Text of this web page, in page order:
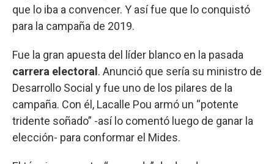
que lo iba a convencer. Y así fue que lo conquistó
para la campaña de 2019.
Fue la gran apuesta del líder blanco en la pasada
carrera electoral . Anunció que sería su ministro de
Desarrollo Social y fue uno de los pilares de la
campaña. Con él, Lacalle Pou armó un “potente
tridente soñado” -así lo comentó luego de ganar la
elección- para conformar el Mides.